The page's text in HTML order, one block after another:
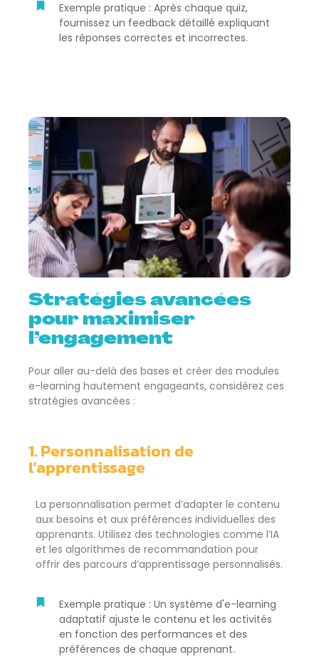
Exemple pratique : Après chaque quiz,
fournissez un feedback détaillé expliquant
les réponses correctes et incorrectes.
Stratégies avancées
pour maximiser
l’engagement
Pour aller au-delà des bases et créer des modules
e-learning hautement engageants, considérez ces
stratégies avancées :
1. Personnalisation de
l’apprentissage
La personnalisation permet d’adapter le contenu
aux besoins et aux préférences individuelles des
apprenants. Utilisez des technologies comme l’IA
et les algorithmes de recommandation pour
offrir des parcours d’apprentissage personnalisés.
Exemple pratique : Un système d'e-learning
adaptatif ajuste le contenu et les activités
en fonction des performances et des
préférences de chaque apprenant.